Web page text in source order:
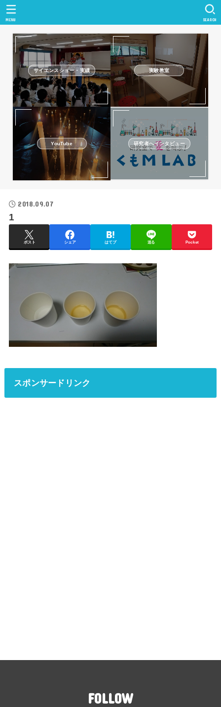
SEARCH
MENU
サイエンスショー・実績 実験教室
YouTube 研究者へインタビュー
2018.09.07
1
ポスト シェア はてブ 送る Pocket
スポンサードリンク
FOLLOW